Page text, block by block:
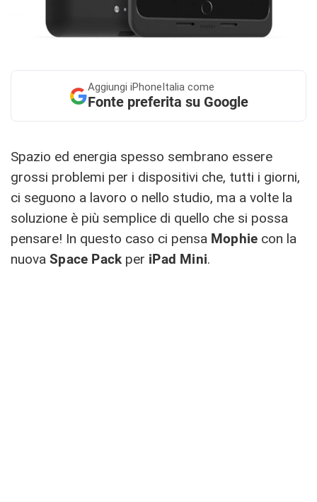
Aggiungi iPhoneItalia come
Fonte preferita su Google
Spazio ed energia spesso sembrano essere
grossi problemi per i dispositivi che, tutti i giorni,
ci seguono a lavoro o nello studio, ma a volte la
soluzione è più semplice di quello che si possa
pensare! In questo caso ci pensa Mophie con la
nuova Space Pack per iPad Mini.